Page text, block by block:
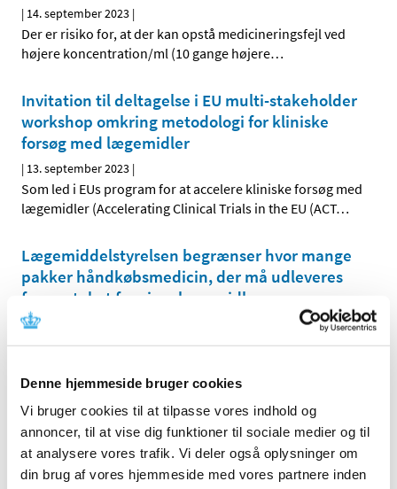
Denne hjemmeside bruger cookies
Vi bruger cookies til at tilpasse vores indhold og
annoncer, til at vise dig funktioner til sociale medier og til
at analysere vores trafik. Vi deler også oplysninger om
din brug af vores hjemmeside med vores partnere inden
| 14. september 2023 |
Der er risiko for, at der kan opstå medicineringsfejl ved
højere koncentration/ml (10 gange højere…
Invitation til deltagelse i EU multi-stakeholder
workshop omkring metodologi for kliniske
forsøg med lægemidler
| 13. september 2023 |
Som led i EUs program for at accelere kliniske forsøg med
lægemidler (Accelerating Clinical Trials in the EU (ACT…
Lægemiddelstyrelsen begrænser hvor mange
pakker håndkøbsmedicin, der må udleveres
fra apoteket for visse lægemidler
|12. september 2023
Fremover kan kunder på apoteket højst købe to pakker
EU-kommissionen har godkendt den nye
variantopdaterede vaccine imod covid-19
|11. september 2023|
Efter indstilling fra Det Europæiske Lægemiddelagentur